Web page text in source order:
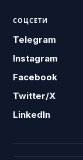
СОЦСЕТИ
Telegram
Instagram
Facebook
Twitter/X
LinkedIn